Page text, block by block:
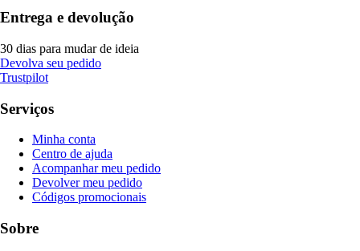
Entrega e devolução
30 dias para mudar de ideia
Devolva seu pedido
Trustpilot
Serviços
Minha conta
Centro de ajuda
Acompanhar meu pedido
Devolver meu pedido
Códigos promocionais
Sobre